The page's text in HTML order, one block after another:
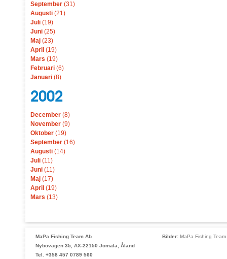
September (31)
Augusti (21)
Juli (19)
Juni (25)
Maj (23)
April (19)
Mars (19)
Februari (6)
Januari (8)
2002
December (8)
November (9)
Oktober (19)
September (16)
Augusti (14)
Juli (11)
Juni (11)
Maj (17)
April (19)
Mars (13)
MaPa Fishing Team Ab
Nybovägen 35, AX-22150 Jomala, Åland
Tel. +358 457 0789 560
Bilder: MaPa Fishing